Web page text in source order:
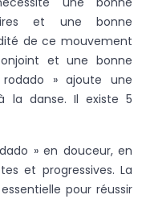
et une bonne
de ce mouvement
et une bonne
» ajoute une
la danse. Il existe 5
» en douceur, en
et progressives. La
pour réussir